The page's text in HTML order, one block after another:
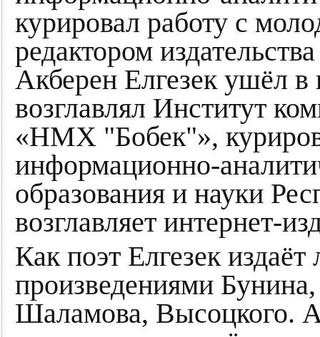
курировал работу с
редактором
Акберен Елгезек ушёл
возглавлял Институт
«НМХ "Бобек"»,
информационно-
образования и науки
возглавляет интернет-
Как поэт Елгезек
произведениями
Шаламова, Высоцкого.